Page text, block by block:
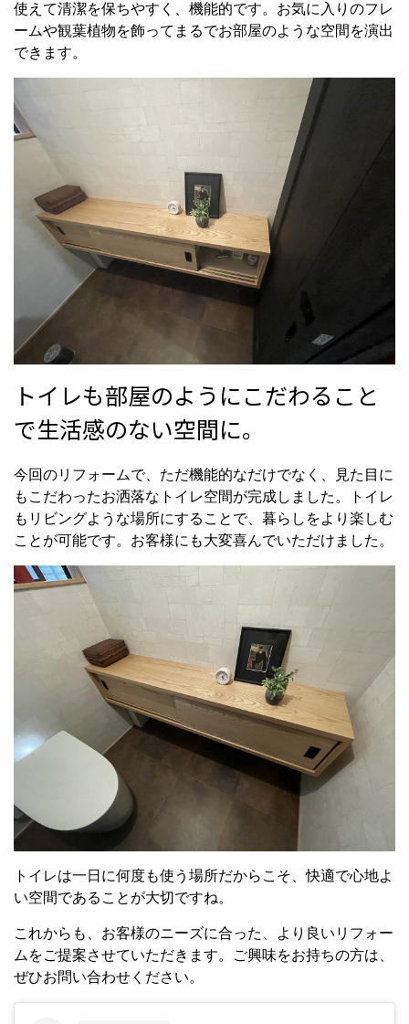
使えて清潔を保ちやすく、機能的です。お気に入りのフレ
ームや観葉植物を飾ってまるでお部屋のような空間を演出
できます。
トイレも部屋のようにこだわること
で生活感のない空間に。
今回のリフォームで、ただ機能的なだけでなく、見た目に
もこだわったお洒落なトイレ空間が完成しました。トイレ
もリビングような場所にすることで、暮らしをより楽しむ
ことが可能です。お客様にも大変喜んでいただけました。
トイレは一日に何度も使う場所だからこそ、快適で心地よ
い空間であることが大切ですね。
これからも、お客様のニーズに合った、より良いリフォー
ムをご提案させていただきます。ご興味をお持ちの方は、
ぜひお問い合わせください。